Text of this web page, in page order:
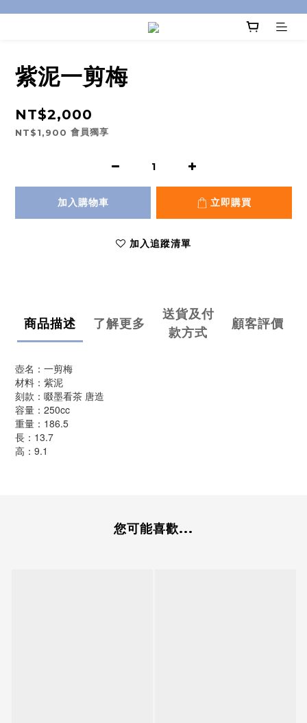
紫泥一剪梅
NT$2,000
NT$1,900 會員獨享
加入購物車 立即購買
加入追蹤清單
商品描述 了解更多
送貨及付
款方式
顧客評價
壺名：一剪梅
材料：紫泥
刻款：啜墨看茶 唐造
容量：250cc
重量：186.5
長：13.7
高：9.1
您可能喜歡...